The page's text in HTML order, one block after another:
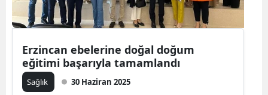
Erzincan ebelerine doğal doğum
eğitimi başarıyla tamamlandı
Sağlık 30 Haziran 2025